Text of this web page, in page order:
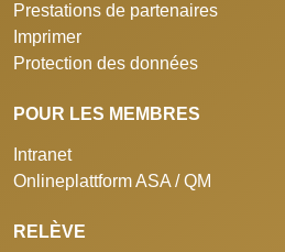
Prestations de partenaires
Imprimer
Protection des données
POUR LES MEMBRES
Intranet
Onlineplattform ASA / QM
RELÈVE